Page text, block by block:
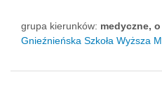
grupa kierunków: medyczne,
Gnieźnieńska Szkoła Wyższa